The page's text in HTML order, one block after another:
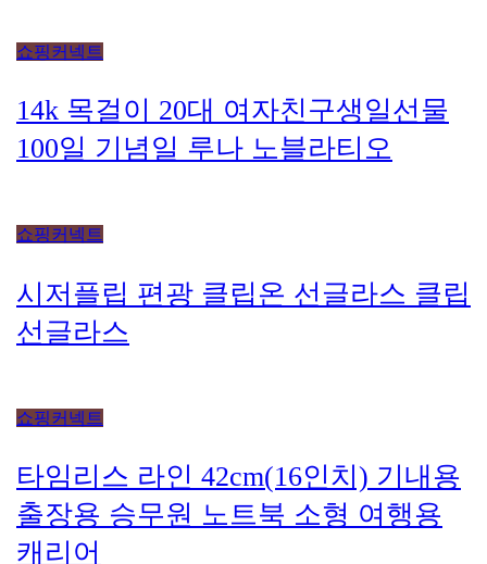
시저플립 편광 클립온 선글라스 클립
선글라스
타임리스 라인 42cm(16인치) 기내용
출장용 승무원 노트북 소형 여행용
캐리어
유명 회사 입사 합격 꿈 해몽 풀이｜대기업·공기업·스타
트업 합격 통보가 상징하는 커리어 기대감
시험장을 잘못 찾아가는 꿈 해몽 풀이｜목표 미설정·정
보 부족·준비성 결여 의미 해석
회사 동료와 가족 모임에 함께 가는 꿈 해몽 풀이｜관계